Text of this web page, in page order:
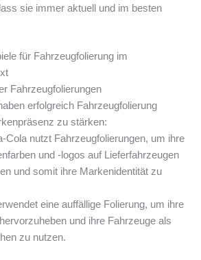
sie immer aktuell und im besten
für Fahrzeugfolierung im
Fahrzeugfolierungen
erfolgreich Fahrzeugfolierung
zu stärken:
Cola nutzt Fahrzeugfolierungen, um ihre
und -logos auf Lieferfahrzeugen
und somit ihre Markenidentität zu
eine auffällige Folierung, um ihre
und ihre Fahrzeuge als
zu nutzen.